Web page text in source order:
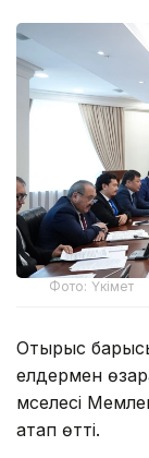
Фото: Үкімет
Отырыс
елдермен
мәселесі
атап өтті.